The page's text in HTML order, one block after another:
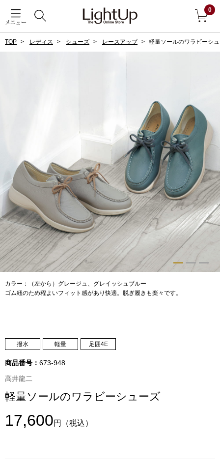
メニュー
0
ダーウェア
アクセサリー
戻る
ジャケット
コート
ブルゾン
その他
トップス
Tシャツ／カッ
TOP レディス シューズ レースアップ 軽量ソールのワラビーシ
カラー：（左から）グレージュ、グレイッシュブルー
ゴム紐のため程よいフィット感があり快適。脱ぎ履きも楽々です。
撥水 軽量 足囲4E
商品番号： 673-948
高井龍二
軽量ソールのワラビーシューズ
17,600円 （税込）